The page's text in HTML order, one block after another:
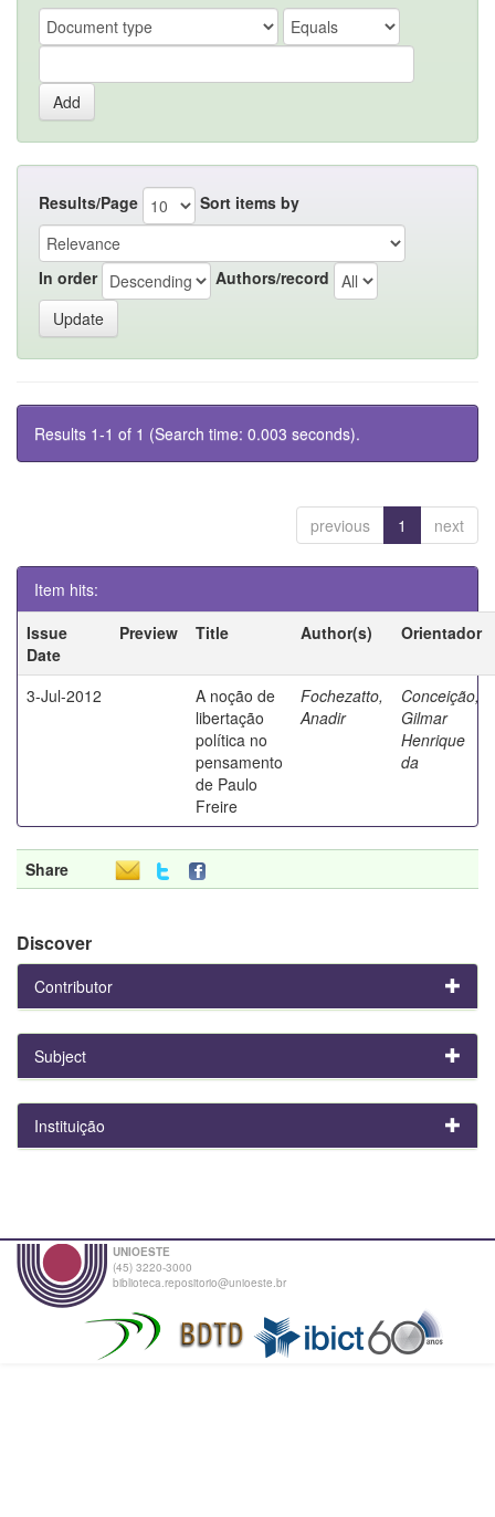
Results/Page Sort items by
In order Authors/record
Results 1-1 of 1 (Search time: 0.003 seconds).
previous 1 next
Item hits:
Issue
Date
Preview Title Author(s) Orientador
3-Jul-2012
A noção de
libertação
política no
pensamento
de Paulo
Freire
Fochezatto,
Anadir
Conceição,
Gilmar
Henrique
da
Share
Discover
Contributor
Subject
Instituição
UNIOESTE
(45) 3220-3000
biblioteca.repositorio@unioeste.br